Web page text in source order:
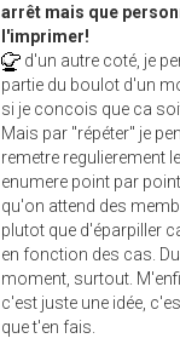
arrêt mais que
l'imprimer!
d'un autre coté, je
partie du boulot d'un
si je concois que ca
Mais par "répéter" je
remetre regulierement
enumere point par
qu'on attend des
plutot que d'éparpiller
en fonction des cas.
moment, surtout.
c'est juste une idée,
que t'en fais.